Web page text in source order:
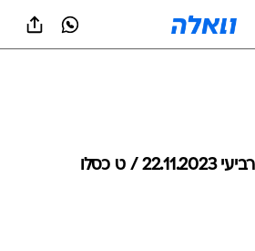
מבזקי חדשות - יום רביעי 22.11.2023 / ט כסלו